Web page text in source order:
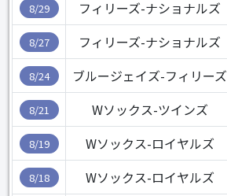
8/29 フィリーズ-ナショナルズ
8/27 フィリーズ-ナショナルズ
8/24 ブルージェイズ-フィリーズ
8/21 Wソックス-ツインズ
8/19 Wソックス-ロイヤルズ
8/18 Wソックス-ロイヤルズ